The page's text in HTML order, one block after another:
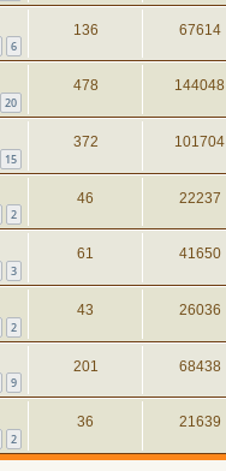
6
136 67614
20
478 144048
15
372 101704
2
46 22237
3
61 41650
2
43 26036
9
201 68438
2
36 21639